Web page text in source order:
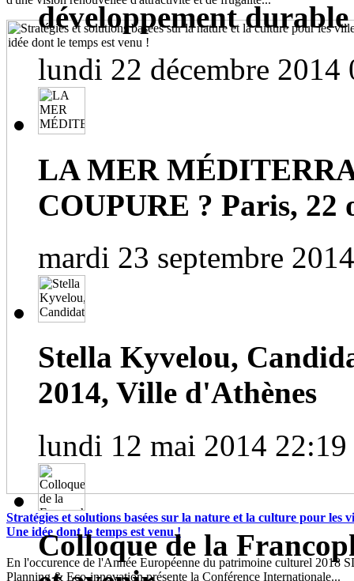
Stratégies et solutions basées sur la nature et la culture pour les
Une idée dont le temps est venu !
En l'occurence de l'Année Européenne du patrimoine culturel 2018
Planning & Eco-innovation présente la Conférence Internationale...
développement
lundi 22 décembre 2014
LA MER
COUPURE ? Paris, 22
mardi 23 septembre
Stella Kyvelou,
2014, Ville d'Athènes
lundi 12 mai 2014 22:19
Colloque de la